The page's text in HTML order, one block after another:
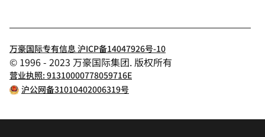
万豪国际专有信息 沪ICP备14047926号-10
© 1996 - 2023 万豪国际集团. 版权所有
营业执照: 91310000778059716E
沪公网备31010402006319号